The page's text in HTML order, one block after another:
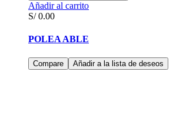
Añadir al carrito
S/0.00
POLEA ABLE
Compare Añadir a la lista de deseos